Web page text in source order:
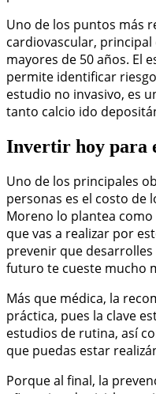
Uno de los puntos más
cardiovascular,
mayores de 50 años. El
permite identificar
estudio no invasivo, es
tanto calcio ido
Invertir hoy para
Uno de los principales
personas es el costo de
Moreno lo plantea
que vas a realizar por
prevenir que
futuro te cueste mucho
Más que médica, la
práctica, pues la clave
estudios de rutina, así
que puedas estar
Porque al final, la